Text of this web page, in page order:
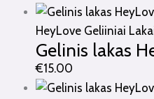
HeyLove Geliiniai
Gelinis lakas
€15.00